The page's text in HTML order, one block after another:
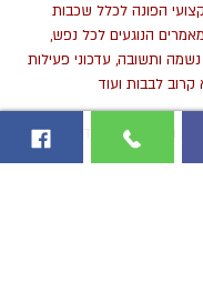
הפונה לכלל שכבות
הנוגעים לכל נפש,
ותשובה, עדכוני פעילות